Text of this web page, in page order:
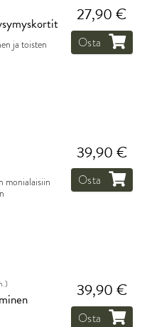
ja toisten
27,90 €
Osta
monialaisiin
39,90 €
Osta
39,90 €
Osta